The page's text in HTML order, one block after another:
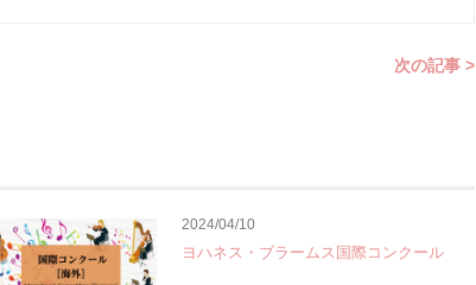
次の記事 >
2024/04/10
ヨハネス・ブラームス国際コンクール